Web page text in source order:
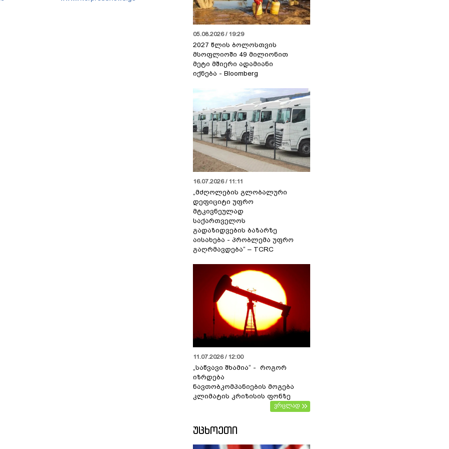
ურყევ
05.08.2026 / 19:29
2027 წლის ბოლოსთვის
მსოფლიოში 49 მილიონით
მეტი მშიერი ადამიანი
იქნება - Bloomberg
16.07.2026 / 11:11
„მძღოლების გლობალური
დეფიციტი უფრო
მტკივნეულად
საქართველოს
გადაზიდვების ბაზარზე
აისახება - პრობლემა უფრო
გაღრმავდება“ – TCRC
11.07.2026 / 12:00
„საწვავი შხამია“ - როგორ
იზრდება
ნავთობკომპანიების მოგება
კლიმატის კრიზისის ფონზე
ვრცლად
ᲣᲪᲮᲝᲔᲗᲘ